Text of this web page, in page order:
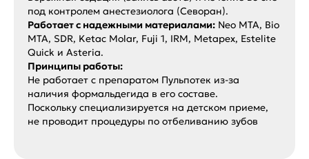
под контролем анестезиолога (Севоран).
Работает с надежными материалами: Neo MTA, Bio
MTA, SDR, Ketac Molar, Fuji 1, IRM, Metapex, Estelite
Quick и Asteria.
Принципы работы:
Не работает с препаратом Пульпотек из-за
наличия формальдегида в его составе.
Поскольку специализируется на детском приеме,
не проводит процедуры по отбеливанию зубов